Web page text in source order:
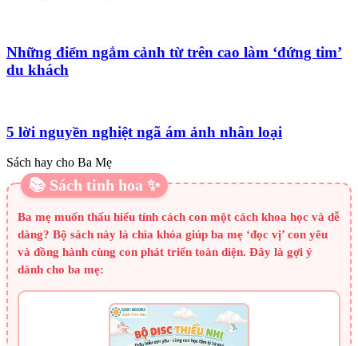
Những điểm ngắm cảnh từ trên cao làm ‘đứng tim’
du khách
5 lời nguyền nghiệt ngã ám ảnh nhân loại
Sách hay cho Ba Mẹ
📚 Sách tinh hoa ✨
Ba mẹ muốn thấu hiểu tính cách con một cách khoa học và dễ
dàng? Bộ sách này là chìa khóa giúp ba mẹ ‘đọc vị’ con yêu
và đồng hành cùng con phát triển toàn diện. Đây là gợi ý
dành cho ba mẹ: